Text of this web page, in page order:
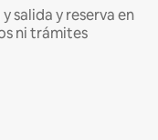
salida y reserva en
ni trámites